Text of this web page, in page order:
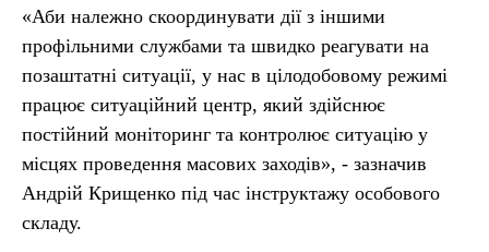
«Аби належно скоординувати дії з іншими
профільними службами та швидко реагувати на
позаштатні ситуації, у нас в цілодобовому режимі
працює ситуаційний центр, який здійснює
постійний моніторинг та контролює ситуацію у
місцях проведення масових заходів», - зазначив
Андрій Крищенко під час інструктажу особового
складу.